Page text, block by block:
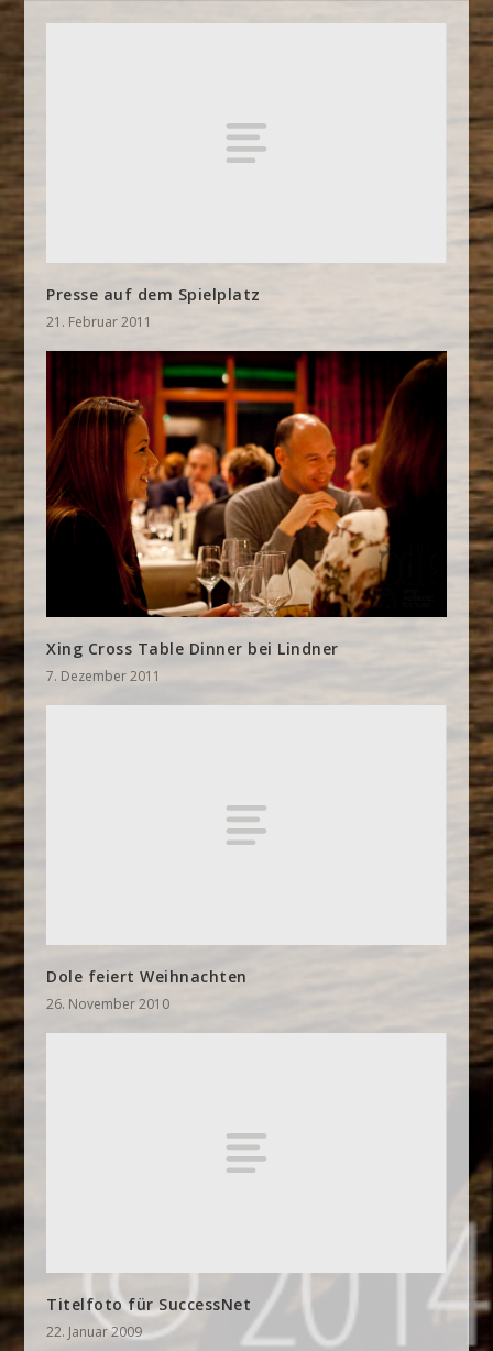
Presse auf dem Spielplatz
21. Februar 2011
Xing Cross Table Dinner bei Lindner
7. Dezember 2011
Dole feiert Weihnachten
26. November 2010
Titelfoto für SuccessNet
22. Januar 2009